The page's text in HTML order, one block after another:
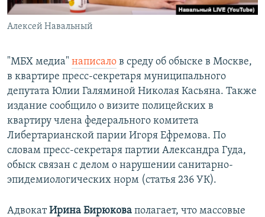
Алексей Навальный
"МБХ медиа" написало в среду об обыске в Москве,
в квартире пресс-секретаря муниципального
депутата Юлии Галяминой Николая Касьяна. Также
издание сообщило о визите полицейских в
квартиру члена федерального комитета
Либертарианской парии Игоря Ефремова. По
словам пресс-секретаря партии Александра Гуда,
обыск связан с делом о нарушении санитарно-
эпидемиологических норм (статья 236 УК).
АдвокатИрина Бирюкова полагает, что массовые